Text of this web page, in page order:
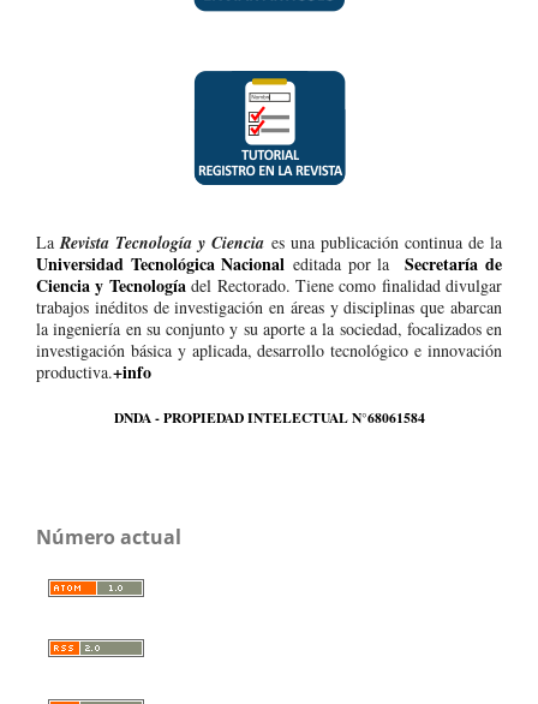
LaRevista Tecnología y Ciencia es una publicación continua de la
Universidad Tecnológica Nacional editada por laSecretaría de
Ciencia y Tecnología del Rectorado. Tiene como finalidad divulgar
trabajos inéditos de investigación en áreas y disciplinas que abarcan
la ingeniería en su conjunto y su aporte a la sociedad, focalizados en
investigación básica y aplicada, desarrollo tecnológico e innovación
productiva.+info
DNDA - PROPIEDAD INTELECTUAL N°68061584
Número actual